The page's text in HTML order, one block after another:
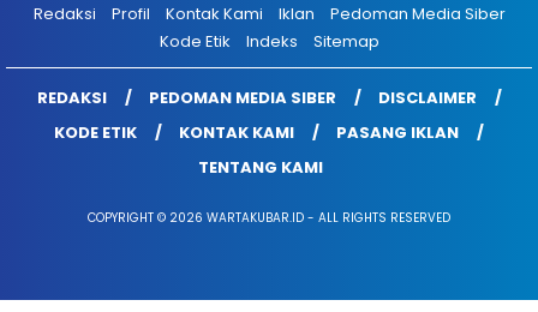
Redaksi
Profil Kontak Kami Iklan
Pedoman Media Siber
Kode Etik
Indeks Sitemap
REDAKSI PEDOMAN MEDIA SIBER
DISCLAIMER
KODE ETIK
KONTAK KAMI
PASANG IKLAN
TENTANG KAMI
COPYRIGHT © 2026 WARTAKUBAR.ID - ALL RIGHTS RESERVED